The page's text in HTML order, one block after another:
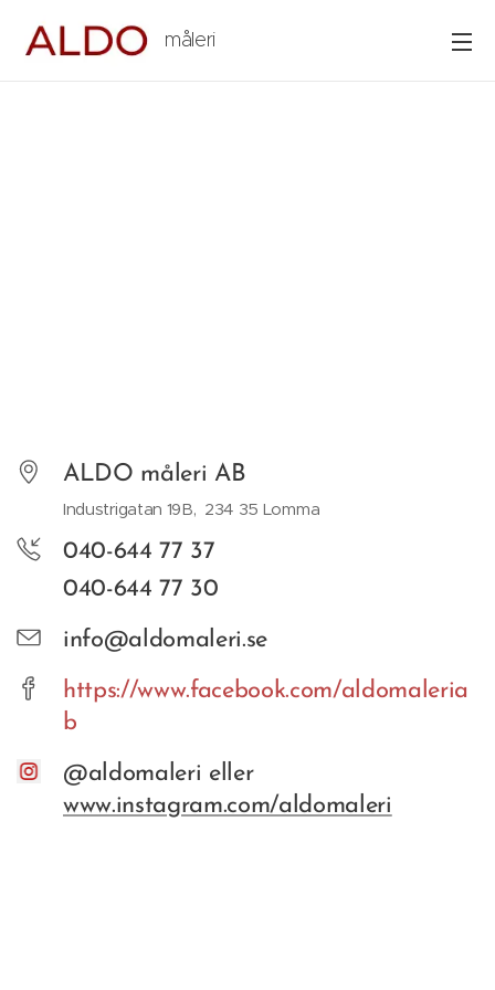
måleri
ALDO måleri AB
Industrigatan 19B, 234 35 Lomma
040-644 77 37
040-644 77 30
info@aldomaleri.se
https://www.facebook.com/aldomaleria
b
@aldomaleri eller
www.instagram.com/aldomaleri